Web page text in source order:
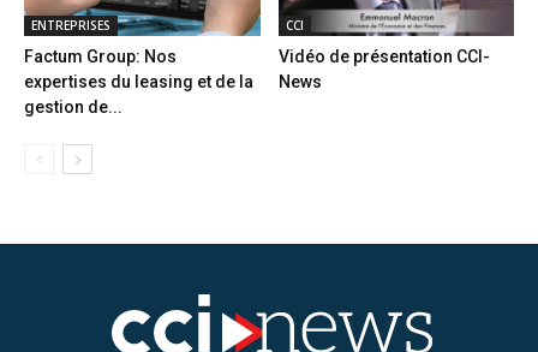
ENTREPRISES
Factum Group: Nos
expertises du leasing et de la
gestion de...
CCI
Vidéo de présentation CCI-
News